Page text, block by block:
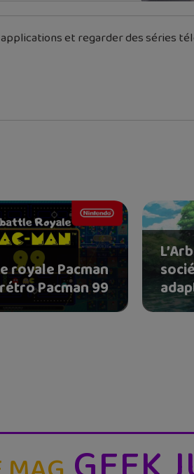
et regarder des séries
royale Pacman
Pacman 99